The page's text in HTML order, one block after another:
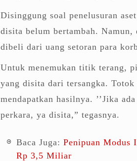
Disinggung soal penelusuran
disita belum bertambah.
dibeli dari uang setoran para
Untuk menemukan titik terang,
yang disita dari tersangka.
mendapatkan hasilnya. ’’Jika
perkara, ya disita,” tegasnya.
Baca Juga:Penipuan Modus
Rp 3,5 Miliar